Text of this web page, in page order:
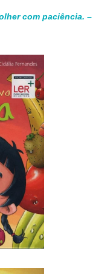
com paciência. –